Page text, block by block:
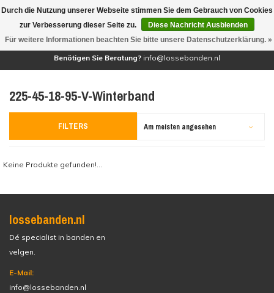
(0)
Benötigen Sie Beratung? info@lossebanden.nl
225-45-18-95-V-Winterband
FILTERS Am meisten angesehen
Keine Produkte gefunden!...
lossebanden.nl
Dé specialist in banden en
velgen.
E-Mail:
info@lossebanden.nl
Durch die Nutzung unserer Webseite stimmen Sie dem Gebrauch von Cookies
zur Verbesserung dieser Seite zu.
Diese Nachricht Ausblenden
Für weitere Informationen beachten Sie bitte unsere Datenschutzerklärung. »